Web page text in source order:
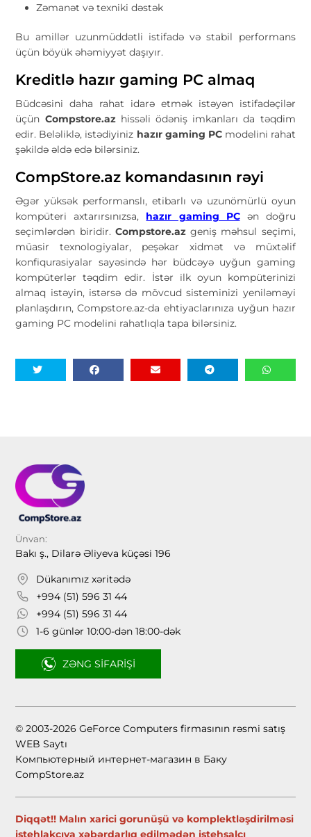
Zəmanət və texniki dəstək
Bu amillər uzunmüddətli istifadə və stabil performans
üçün böyük əhəmiyyət daşıyır.
Kreditlə hazır gaming PC almaq
Büdcəsini daha rahat idarə etmək istəyən istifadəçilər
üçün Compstore.azhissəli ödəniş imkanları da təqdim
edir. Beləliklə, istədiyiniz hazır gaming PCmodelini rahat
şəkildə əldə edə bilərsiniz.
CompStore.az komandasının rəyi
Əgər yüksək performanslı, etibarlı və uzunömürlü oyun
kompüteri axtarırsınızsa, hazır gaming PCən doğru
seçimlərdən biridir. Compstore.azgeniş məhsul seçimi,
müasir texnologiyalar, peşəkar xidmət və müxtəlif
konfiqurasiyalar sayəsində hər büdcəyə uyğun gaming
kompüterlər təqdim edir. İstər ilk oyun kompüterinizi
almaq istəyin, istərsə də mövcud sisteminizi yeniləməyi
planlaşdırın, Compstore.az-da ehtiyaclarınıza uyğun hazır
gaming PC modelini rahatlıqla tapa bilərsiniz.
Ünvan:
Bakı ş., Dilarə Əliyeva küçəsi 196
Dükanımız xəritədə
+994 (51) 596 31 44
+994 (51) 596 31 44
1-6 günlər 10:00-dən 18:00-dək
ZƏNG SIFARIŞI
© 2003-2026 GeForce Computers firmasının rəsmi satış
WEB Saytı
Компьютерный интернет-магазин в Баку
CompStore.az
Diqqət!! Malın xarici gorunüşü və komplektləşdirilməsi
istehlakçıya xəbərdarlıq edilmədən istehsalçı